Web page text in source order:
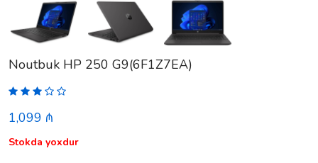
Noutbuk HP 250 G9(6F1Z7EA)
1,099 ₼
Stokda yoxdur